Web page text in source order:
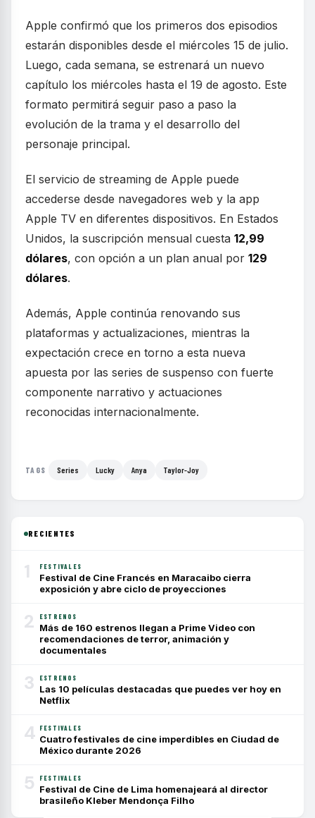
Apple confirmó que los primeros dos episodios
estarán disponibles desde el miércoles 15 de julio.
Luego, cada semana, se estrenará un nuevo
capítulo los miércoles hasta el 19 de agosto. Este
formato permitirá seguir paso a paso la
evolución de la trama y el desarrollo del
personaje principal.
El servicio de streaming de Apple puede
accederse desde navegadores web y la app
Apple TV en diferentes dispositivos. En Estados
Unidos, la suscripción mensual cuesta 12,99
dólares, con opción a un plan anual por 129
dólares.
Además, Apple continúa renovando sus
plataformas y actualizaciones, mientras la
expectación crece en torno a esta nueva
apuesta por las series de suspenso con fuerte
componente narrativo y actuaciones
reconocidas internacionalmente.
TAGS Series Lucky Anya Taylor-Joy
RECIENTES
1 FESTIVALES
Festival de Cine Francés en Maracaibo cierra
exposición y abre ciclo de proyecciones
2 ESTRENOS
Más de 160 estrenos llegan a Prime Video con
recomendaciones de terror, animación y
documentales
3 ESTRENOS
Las 10 películas destacadas que puedes ver hoy en
Netflix
4 FESTIVALES
Cuatro festivales de cine imperdibles en Ciudad de
México durante 2026
5 FESTIVALES
Festival de Cine de Lima homenajeará al director
brasileño Kleber Mendonça Filho